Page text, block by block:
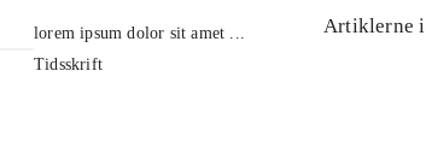
lorem ipsum dolor sit amet ...
Tidsskrift
Artiklerne i